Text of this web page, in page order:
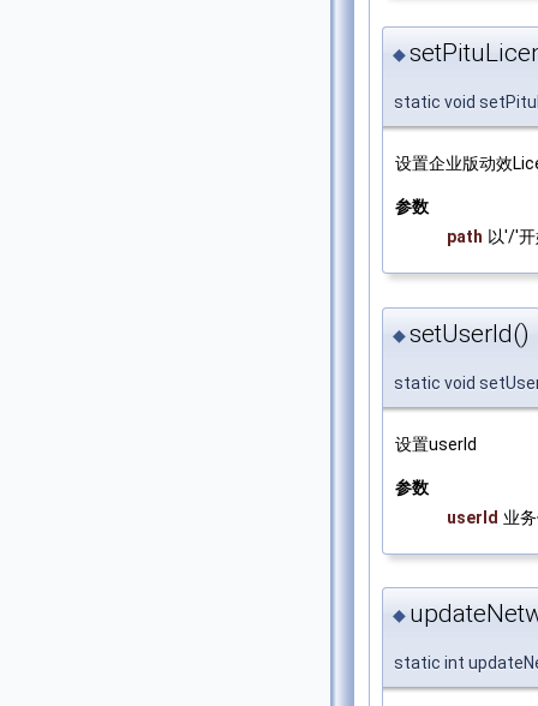
◆
static void
设置企业版动效
参数
path 以'/'
◆setUserId()
static void
设置userId
参数
userId 业
◆
static int